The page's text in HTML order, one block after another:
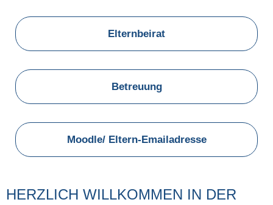
Elternbeirat
Betreuung
Moodle/ Eltern-Emailadresse
HERZLICH WILLKOMMEN IN DER